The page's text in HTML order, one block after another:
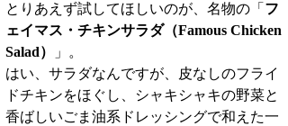
とりあえず試してほしいのが、名物の「 フ
ェイマス・チキンサラダ（Famous Chicken
Salad）
」。
はい、サラダなんですが、皮なしのフライ
ドチキンをほぐし、シャキシャキの野菜と
香ばしいごま油系ドレッシングで和えた一